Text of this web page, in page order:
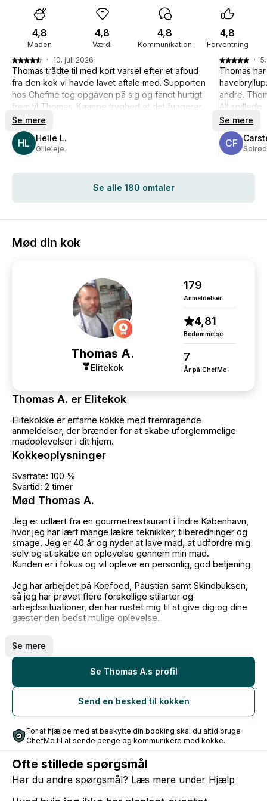
Maden
4,8
Værdi
4,8
Kommunikation
4,8
Forventning
4,8
HL Helle L.
Gilleleje
· 10. juli 2026
Thomas trådte til med kort varsel efter et afbud
fra den kok vi havde lavet aftale med. Supporten
hos Chefme tog opgaven på sig og fandt hurtigt
frem til Thomas. Kæmpe tryghed at det fungerer
så effektivt, når en kok må melde afbud (her af
en virkelig god grund).
Og vi fik en lækker 6 rettere menu fra Thomas.
Se mere
CF
·
Thomas
andre.
Alt
Se mere
Se alle 180 omtaler
Mød din kok
Thomas A.
Elitekok
179
Anmeldelser
4,81
Bedømmelse
7
År på ChefMe
Thomas A. er Elitekok
Elitekokke er erfarne kokke med fremragende
anmeldelser, der brænder for at skabe uforglemmelige
madoplevelser i dit hjem.
Kokkeoplysninger
Svarrate: 100 %
Svartid: 2 timer
Mød Thomas A.
Jeg er udlært fra en gourmetrestaurant i Indre København,
hvor jeg har lært mange lækre teknikker, tilberedninger og
smage. Jeg er 40 år og nyder at lave mad, at udfordre mig
selv og at skabe en oplevelse gennem min mad.
Kunden er i fokus og vil opleve en personlig, god betjening
Jeg har arbejdet på Koefoed, Paustian samt Skindbuksen,
så jeg har prøvet flere forskellige stilarter og
arbejdssituationer, der har rustet mig til at give dig og dine
gæster den bedst mulige oplevelse.
selskabet får den samme ret.
Se mere
Se Thomas A.s profil
Send en besked til kokken
For at hjælpe med at beskytte din booking skal du altid bruge
ChefMe til at sende penge og kommunikere med kokke.
Ofte stillede spørgsmål
Har du andre spørgsmål? Læs mere under Hjælp